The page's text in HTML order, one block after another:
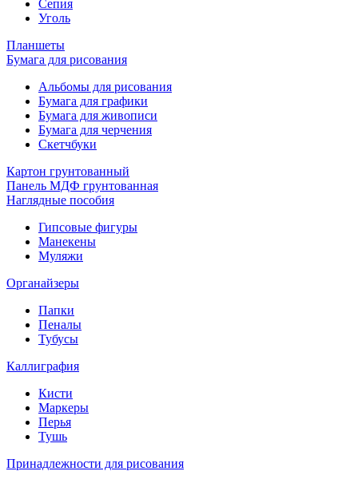
Сепия
Уголь
Планшеты
Бумага для рисования
Альбомы для рисования
Бумага для графики
Бумага для живописи
Бумага для черчения
Скетчбуки
Картон грунтованный
Панель МДФ грунтованная
Наглядные пособия
Гипсовые фигуры
Манекены
Муляжи
Органайзеры
Папки
Пеналы
Тубусы
Каллиграфия
Кисти
Маркеры
Перья
Тушь
Принадлежности для рисования